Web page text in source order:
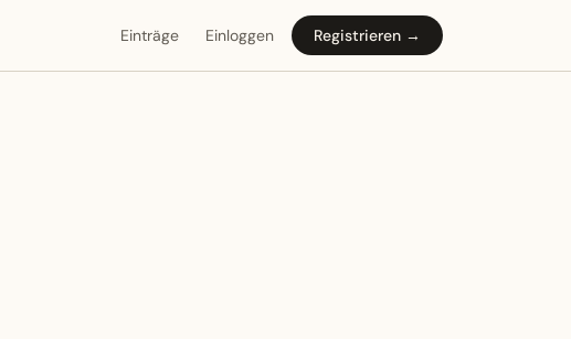
Einträge Einloggen Registrieren →